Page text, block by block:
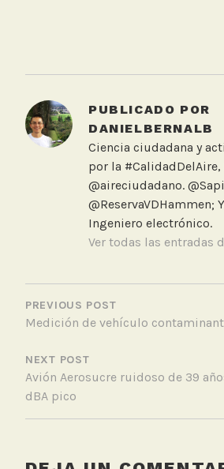
e
d
c
i
,
m
PUBLICADO POR
DANIELBERNALB
Ciencia ciudadana y
por la #CalidadDelAire,
@aireciudadano.
@ReservaVDHammen;
Ingeniero electrónico.
Ver todas las entradas
NAVEGACIÓN
DE
ENTRADAS
PREVIOUS POST
Medición de vehículo
NEXT POST
Avión Aerosucre ruidoso de 39
dBA pico